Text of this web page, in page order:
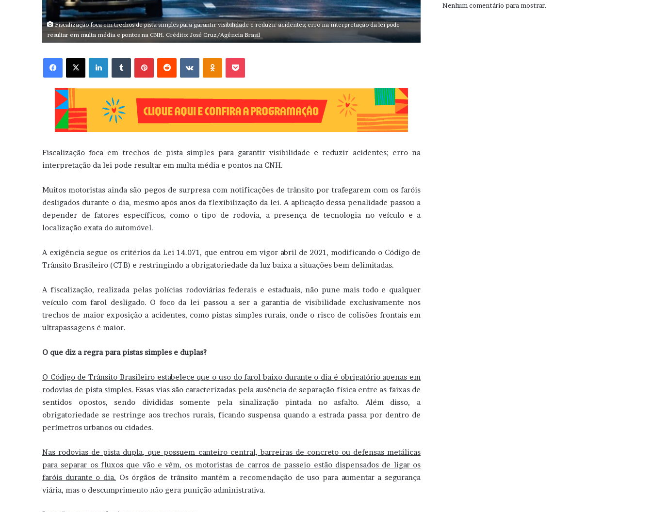
Fiscalização foca em trechos de pista simples para garantir visibilidade e reduzir acidentes; erro na interpretação da lei pode
resultar em multa média e pontos na CNH. Crédito: José Cruz/Agência Brasil
Facebook X Linkedin VK OK
Fiscalização foca em trechos de pista simples para garantir visibilidade e reduzir acidentes; erro na
interpretação da lei pode resultar em multa média e pontos na CNH.
Muitos motoristas ainda são pegos de surpresa com notificações de trânsito por trafegarem com os faróis
desligados durante o dia, mesmo após anos da flexibilização da lei. A aplicação dessa penalidade passou a
depender de fatores específicos, como o tipo de rodovia, a presença de tecnologia no veículo e a
localização exata do automóvel.
A exigência segue os critérios da Lei 14.071, que entrou em vigor abril de 2021, modificando o Código de
Trânsito Brasileiro (CTB) e restringindo a obrigatoriedade da luz baixa a situações bem delimitadas.
A fiscalização, realizada pelas polícias rodoviárias federais e estaduais, não pune mais todo e qualquer
veículo com farol desligado. O foco da lei passou a ser a garantia de visibilidade exclusivamente nos
trechos de maior exposição a acidentes, como pistas simples rurais, onde o risco de colisões frontais em
ultrapassagens é maior.
O que diz a regra para pistas simples e duplas?
O Código de Trânsito Brasileiro estabelece que o uso do farol baixo durante o dia é obrigatório apenas em
rodovias de pista simples. Essas vias são caracterizadas pela ausência de separação física entre as faixas de
sentidos opostos, sendo divididas somente pela sinalização pintada no asfalto. Além disso, a
obrigatoriedade se restringe aos trechos rurais, ficando suspensa quando a estrada passa por dentro de
perímetros urbanos ou cidades.
Nas rodovias de pista dupla, que possuem canteiro central, barreiras de concreto ou defensas metálicas
para separar os fluxos que vão e vêm, os motoristas de carros de passeio estão dispensados de ligar os
faróis durante o dia. Os órgãos de trânsito mantêm a recomendação de uso para aumentar a segurança
viária, mas o descumprimento não gera punição administrativa.
Nenhum comentário para mostrar.